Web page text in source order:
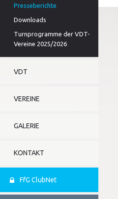
Presseberichte
Downloads
Turnprogramme der VDT-
Vereine 2025/2026
VDT
VEREINE
GALERIE
KONTAKT
FfG ClubNet